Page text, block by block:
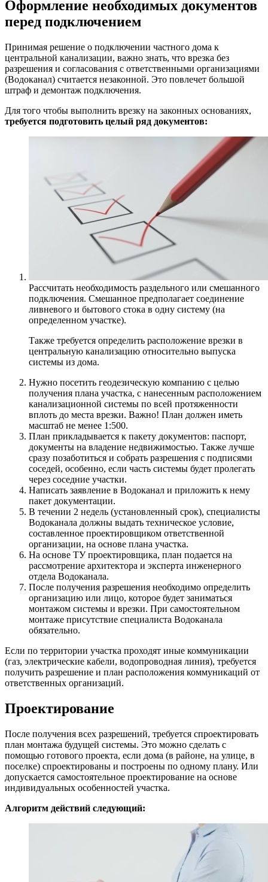
Оформление необходимых документов
перед подключением
Принимая решение о подключении частного дома к
центральной канализации, важно знать, что врезка без
разрешения и согласования с ответственными организациями
(Водоканал) считается незаконной. Это повлечет большой
штраф и демонтаж подключения.
Для того чтобы выполнить врезку на законных основаниях,
требуется подготовить целый ряд документов:
Рассчитать необходимость раздельного или смешанного
подключения. Смешанное предполагает соединение
ливневого и бытового стока в одну систему (на
определенном участке).
Также требуется определить расположение врезки в
центральную канализацию относительно выпуска
системы из дома.
Нужно посетить геодезическую компанию с целью
получения плана участка, с нанесенным расположением
канализационной системы по всей протяженности
вплоть до места врезки. Важно! План должен иметь
масштаб не менее 1:500.
План прикладывается к пакету документов: паспорт,
документы на владение недвижимостью. Также лучше
сразу позаботиться и собрать разрешения с подписями
соседей, особенно, если часть системы будет пролегать
через соседние участки.
Написать заявление в Водоканал и приложить к нему
пакет документации.
В течении 2 недель (установленный срок), специалисты
Водоканала должны выдать техническое условие,
составленное проектировщиком ответственной
организации, на основе плана участка.
На основе ТУ проектировщика, план подается на
рассмотрение архитектора и эксперта инженерного
отдела Водоканала.
После получения разрешения необходимо определить
организацию или лицо, которое будет заниматься
монтажом системы и врезки. При самостоятельном
монтаже присутствие специалиста Водоканала
обязательно.
Если по территории участка проходят иные коммуникации
(газ, электрические кабели, водопроводная линия), требуется
получить разрешение и план расположения коммуникаций от
ответственных организаций.
Проектирование
После получения всех разрешений, требуется спроектировать
план монтажа будущей системы. Это можно сделать с
помощью готового проекта, если дома (в районе, на улице, в
поселке) спроектированы и построены по одному плану. Или
допускается самостоятельное проектирование на основе
индивидуальных особенностей участка.
Алгоритм действий следующий: